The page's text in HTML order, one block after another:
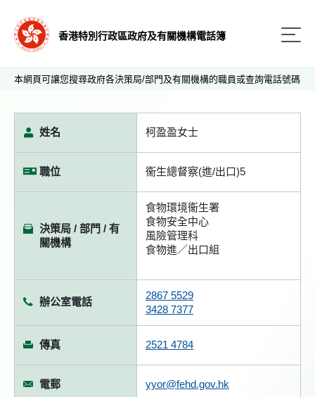
香港特別行政區政府及有關機構電話簿
本網頁可讓您搜尋政府各決策局/部門及有關機構的職員或查詢電話號碼
姓名 柯盈盈女士
職位 衞生總督察(進/出口)5
決策局 / 部門 / 有
關機構
食物環境衞生署
食物安全中心
風險管理科
食物進／出口組
辦公室電話
2867 5529
3428 7377
傳真 2521 4784
電郵 yyor@fehd.gov.hk